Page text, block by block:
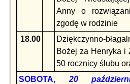
Anny o
zgodę w rodzinie
18.00
Dziękczynno-
Bożej za Henryka i
50 rocznicy ślubu
SOBOTA, 20